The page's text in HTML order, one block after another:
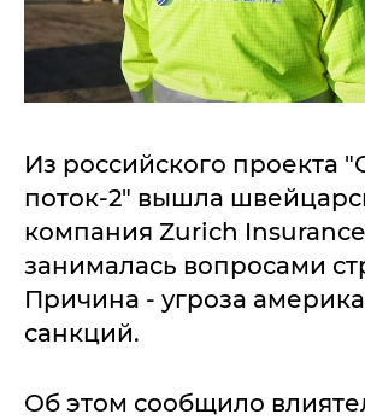
Из российского проекта
поток-2" вышла
компания Zurich
занималась вопросами
Причина - угроза
санкций.
Об этом сообщило